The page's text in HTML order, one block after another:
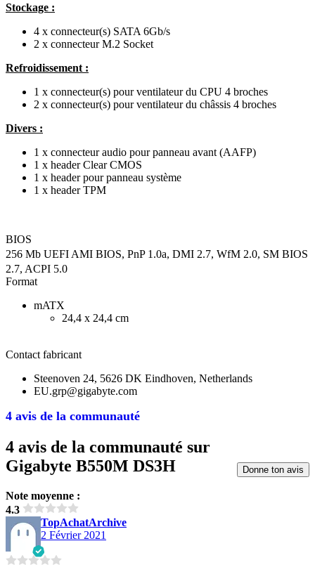
4 avis de la communauté
Stockage :
4 x connecteur(s) SATA 6Gb/s
2 x connecteur M.2 Socket
Refroidissement :
1 x connecteur(s) pour ventilateur du CPU 4 broches
2 x connecteur(s) pour ventilateur du châssis 4 broches
Divers :
1 x connecteur audio pour panneau avant (AAFP)
1 x header Clear CMOS
1 x header pour panneau système
1 x header TPM
BIOS
256 Mb UEFI AMI BIOS, PnP 1.0a, DMI 2.7, WfM 2.0, SM BIOS
2.7, ACPI 5.0
Format
mATX
24,4 x 24,4 cm
Contact fabricant
Steenoven 24, 5626 DK Eindhoven, Netherlands
EU.grp@gigabyte.com
4 avis de la communauté sur
Gigabyte B550M DS3H
Note moyenne :
4.3
Donne ton avis
TopAchatArchive
2 Février 2021